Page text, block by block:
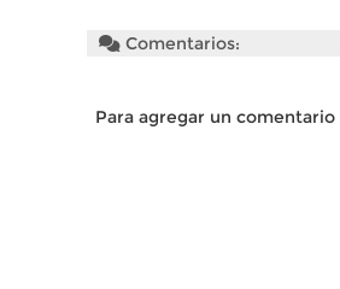
Comentarios:
Para agregar un comentario